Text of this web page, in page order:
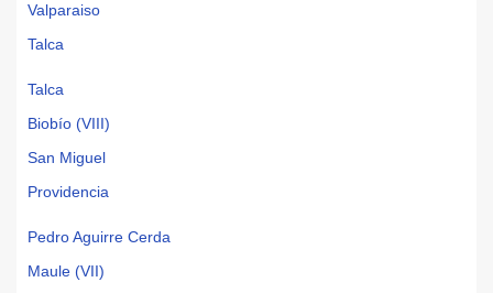
Valparaiso
Talca
Talca
Biobío (VIII)
San Miguel
Providencia
Pedro Aguirre Cerda
Maule (VII)